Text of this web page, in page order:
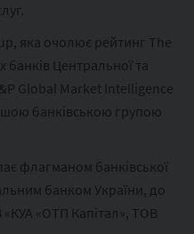
яка очолює рейтинг The
банків Центральної та
Global Market Intelligence
банківською групою
флагманом банківської
банком України, до
«ОТП Капітал», ТОВ